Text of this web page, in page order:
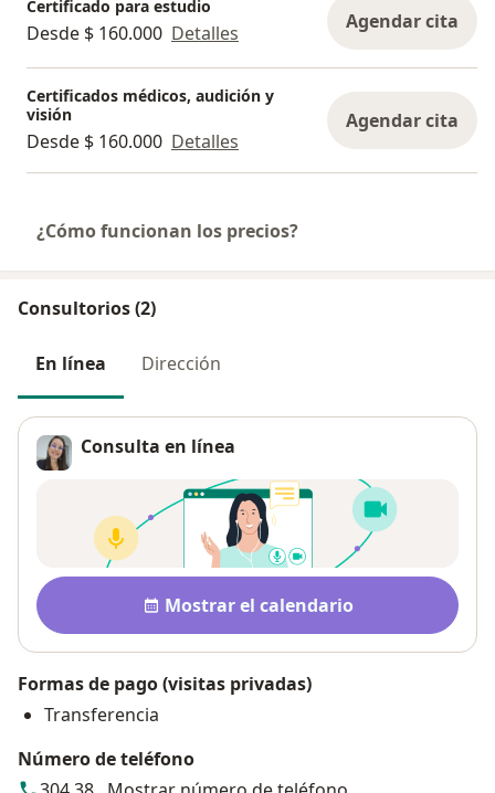
Certificado para estudio
Desde $ 160.000 Detalles Agendar cita
Certificados médicos, audición y
visión
Desde $ 160.000 Detalles
Agendar cita
¿Cómo funcionan los precios?
Consultorios (2)
En línea Dirección
Consulta en línea
Disponibilidad
Mostrar el calendario
Formas de pago (visitas privadas)
Transferencia
Número de teléfono